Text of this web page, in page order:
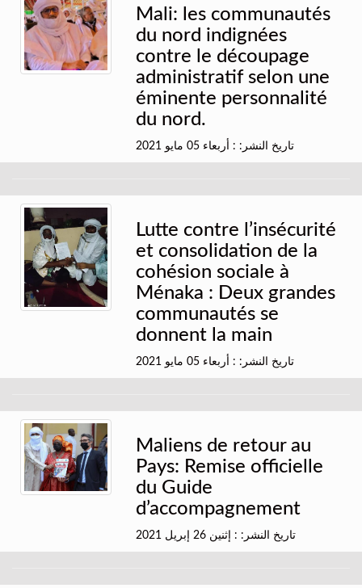
Mali: les communautés
du nord indignées
contre le découpage
administratif selon une
éminente personnalité
du nord.
تاريخ النشر: : أربعاء 05 مايو 2021
Lutte contre l’insécurité
et consolidation de la
cohésion sociale à
Ménaka : Deux grandes
communautés se
donnent la main
تاريخ النشر: : أربعاء 05 مايو 2021
Maliens de retour au
Pays: Remise officielle
du Guide
d’accompagnement
تاريخ النشر: : إثنين 26 إبريل 2021